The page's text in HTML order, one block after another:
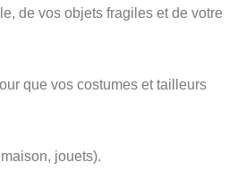
de vos objets fragiles et de votre
que vos costumes et tailleurs
jouets).